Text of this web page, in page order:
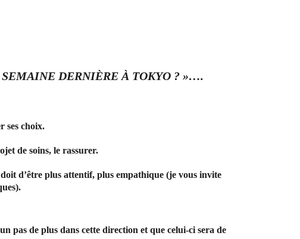
SEMAINE DERNIÈRE À TOKYO ? »….
ses choix.
de soins, le rassurer.
d’être plus attentif, plus empathique (je vous invite
pas de plus dans cette direction et que celui-ci sera de